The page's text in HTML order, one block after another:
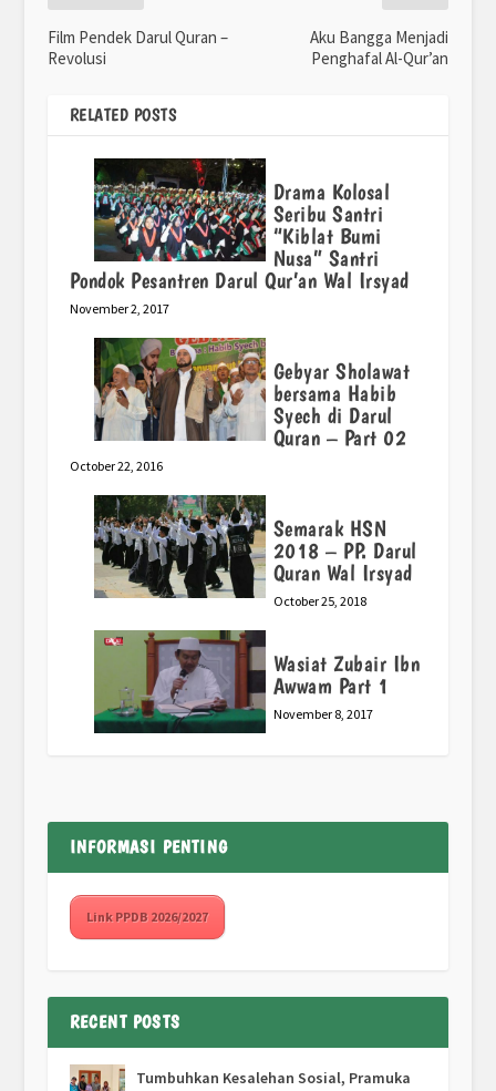
Film Pendek Darul Quran –
Revolusi
Aku Bangga Menjadi
Penghafal Al-Qur’an
RELATED POSTS
Drama Kolosal
Seribu Santri
“Kiblat Bumi
Nusa” Santri
Pondok Pesantren Darul Qur’an Wal Irsyad
November 2, 2017
Gebyar Sholawat
bersama Habib
Syech di Darul
Quran – Part 02
October 22, 2016
Semarak HSN
2018 – PP. Darul
Quran Wal Irsyad
October 25, 2018
Wasiat Zubair Ibn
Awwam Part 1
November 8, 2017
INFORMASI PENTING
Link PPDB 2026/2027
RECENT POSTS
Tumbuhkan Kesalehan Sosial, Pramuka